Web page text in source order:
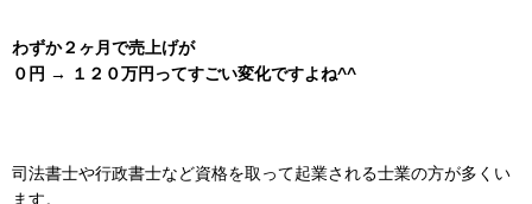
わずか２ヶ月で売上げが
０円 → １２０万円ってすごい変化ですよね^^
司法書士や行政書士など資格を取って起業される士業の方が多くい
ます。